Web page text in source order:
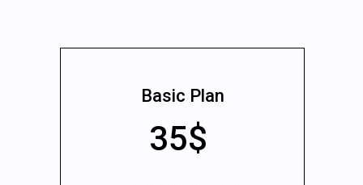
Basic Plan
35$